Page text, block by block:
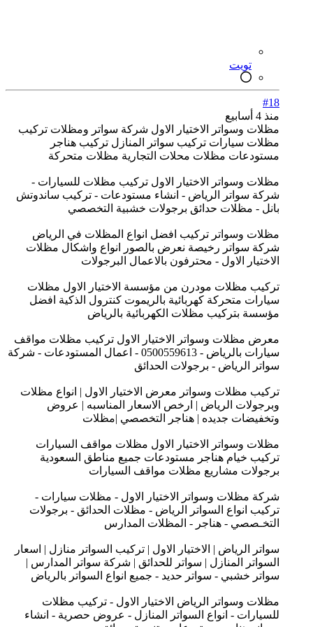
تويت
#18
منذ 4 أسابيع
مظلات وسواتر الاختيار الاول شركة سواتر ومظلات تركيب
مظلات سيارات تركيب سواتر المنازل تركيب هناجر
مستودعات مظلات محلات التجارية مظلات متحركة
مظلات وسواتر الاختيار الاول تركيب مظلات للسيارات -
شركة سواتر الرياض - انشاء مستودعات - تركيب ساندوتش
بانل - مظلات حدائق برجولات خشبية التخصصي
مظلات وسواتر تركيب افضل انواع المظلات في الرياض
شركة سواتر رخيصة نعرض بالصور انواع واشكال مظلات
الاختيار الاول - محترفون بالاعمال البرجولات
تركيب مظلات مودرن من مؤسسة الاختيار الاول مظلات
سيارات متحركة كهربائية بالريموت كنترول الذكية افضل
مؤسسة بتركيب مظلات الكهربائية بالرياض
معرض مظلات وسواتر الاختيار الاول تركيب مظلات مواقف
سيارات بالرياض - 0500559613 - اعمال المستودعات - شركة
سواتر الرياض - برجولات الحدائق
تركيب مظلات وسواتر معرض الاختيار الاول | انواع مظلات
وبرجولات الرياض | ارخص الاسعار المناسبه | عروض
وتخفيضات جديده | هناجر التخصصي |مظلات
مظلات وسواتر الاختيار الاول مظلات مواقف السيارات
تركيب خيام هناجر مستودعات جميع مناطق السعودية
برجولات مشاريع مظلات مواقف السيارات
شركة مظلات وسواتر الاختيار الاول - مظلات سيارات -
تركيب انواع السواتر الرياض - مظلات الحدائق - برجولات
التخـصصي - هناجر - المظلات المدارس
سواتر الرياض | الاختيار الاول | تركيب السواتر منازل | اسعار
السواتر المنازل | سواتر للحدائق | شركة سواتر المدارس |
سواتر خشبي - سواتر حديد - جميع انواع السواتر بالرياض
مظلات وسواتر الرياض الاختيار الاول - تركيب مظلات
للسيارات - انواع السواتر المنازل - عروض حصرية - انشاء